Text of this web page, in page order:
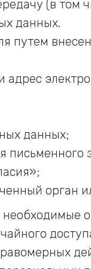
(в том
данных.
путем
адрес
данных;
орган